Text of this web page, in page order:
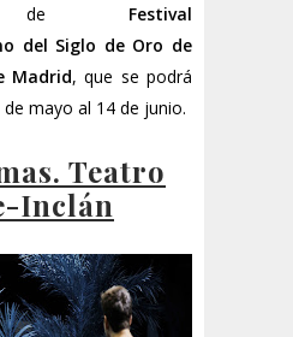
de Festival
del Siglo de Oro de
Madrid, que se podrá
mayo al 14 de junio.
Teatro
Inclán